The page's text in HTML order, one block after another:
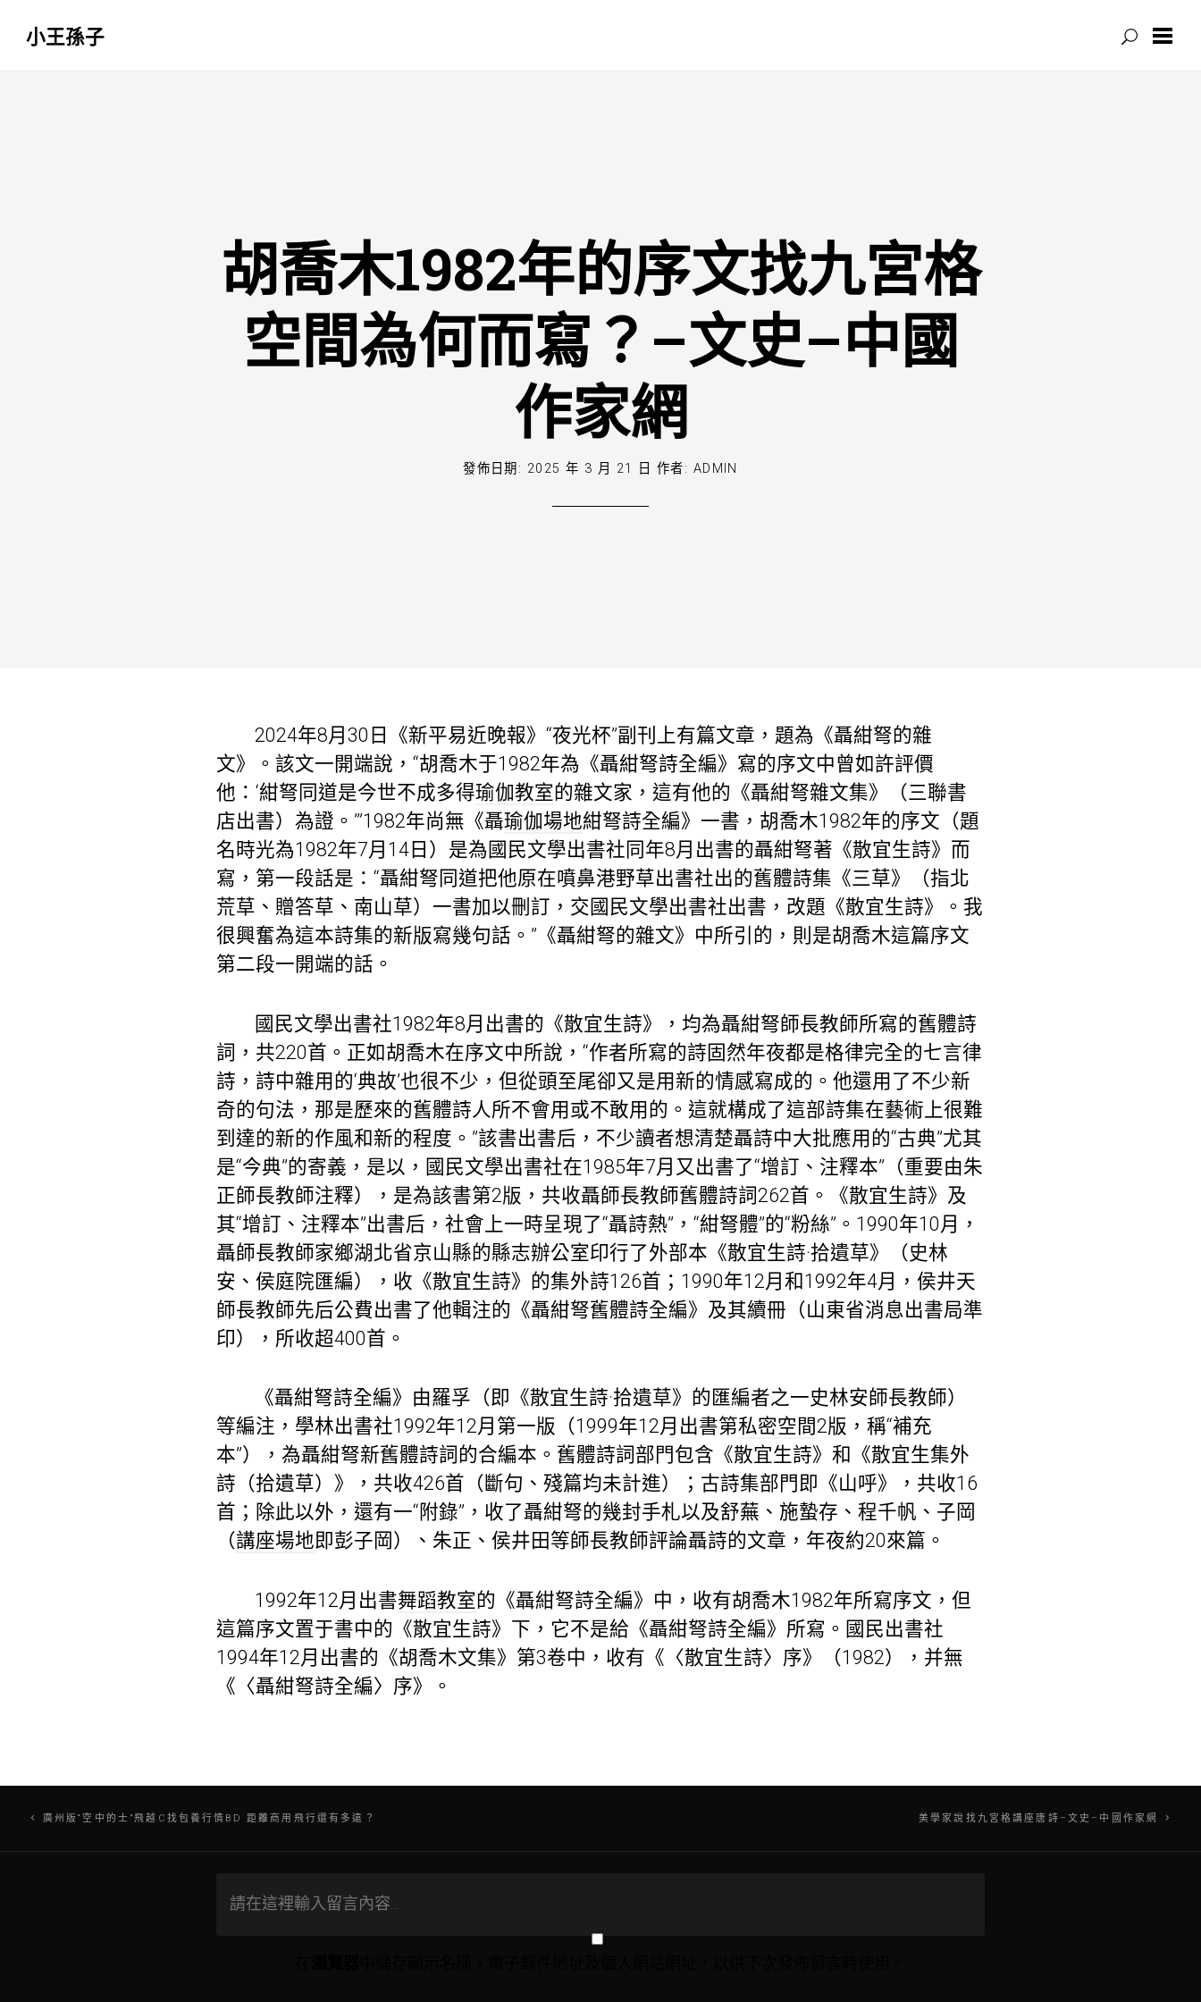
小王孫子
胡喬木1982年的序文找九宮格
空間為何而寫？–文史–中國
作家網
發佈日期: 2025 年 3 月 21 日 作者: ADMIN
2024年8月30日《新平易近晚報》“夜光杯”副刊上有篇文章，題為《聶紺弩的雜
文》。該文一開端說，“胡喬木于1982年為《聶紺弩詩全編》寫的序文中曾如許評價
他：‘紺弩同道是今世不成多得瑜伽教室的雜文家，這有他的《聶紺弩雜文集》（三聯書
店出書）為證。’”1982年尚無《聶瑜伽場地紺弩詩全編》一書，胡喬木1982年的序文（題
名時光為1982年7月14日）是為國民文學出書社同年8月出書的聶紺弩著《散宜生詩》而
寫，第一段話是：“聶紺弩同道把他原在噴鼻港野草出書社出的舊體詩集《三草》（指北
荒草、贈答草、南山草）一書加以刪訂，交國民文學出書社出書，改題《散宜生詩》。我
很興奮為這本詩集的新版寫幾句話。”《聶紺弩的雜文》中所引的，則是胡喬木這篇序文
第二段一開端的話。
國民文學出書社1982年8月出書的《散宜生詩》，均為聶紺弩師長教師所寫的舊體詩
詞，共220首。正如胡喬木在序文中所說，“作者所寫的詩固然年夜都是格律完全的七言律
詩，詩中雜用的‘典故’也很不少，但從頭至尾卻又是用新的情感寫成的。他還用了不少新
奇的句法，那是歷來的舊體詩人所不會用或不敢用的。這就構成了這部詩集在藝術上很難
到達的新的作風和新的程度。”該書出書后，不少讀者想清楚聶詩中大批應用的“古典”尤其
是“今典”的寄義，是以，國民文學出書社在1985年7月又出書了“增訂、注釋本”（重要由朱
正師長教師注釋），是為該書第2版，共收聶師長教師舊體詩詞262首。《散宜生詩》及
其“增訂、注釋本”出書后，社會上一時呈現了“聶詩熱”，“紺弩體”的“粉絲”。1990年10月，
聶師長教師家鄉湖北省京山縣的縣志辦公室印行了外部本《散宜生詩·拾遺草》（史林
安、侯庭院匯編），收《散宜生詩》的集外詩126首；1990年12月和1992年4月，侯井天
師長教師先后公費出書了他輯注的《聶紺弩舊體詩全編》及其續冊（山東省消息出書局準
印），所收超400首。
《聶紺弩詩全編》由羅孚（即《散宜生詩·拾遺草》的匯編者之一史林安師長教師）
等編注，學林出書社1992年12月第一版（1999年12月出書第私密空間2版，稱“補充
本”），為聶紺弩新舊體詩詞的合編本。舊體詩詞部門包含《散宜生詩》和《散宜生集外
詩（拾遺草）》，共收426首（斷句、殘篇均未計進）；古詩集部門即《山呼》，共收16
首；除此以外，還有一“附錄”，收了聶紺弩的幾封手札以及舒蕪、施蟄存、程千帆、子岡
（講座場地即彭子岡）、朱正、侯井田等師長教師評論聶詩的文章，年夜約20來篇。
1992年12月出書舞蹈教室的《聶紺弩詩全編》中，收有胡喬木1982年所寫序文，但
這篇序文置于書中的《散宜生詩》下，它不是給《聶紺弩詩全編》所寫。國民出書社
1994年12月出書的《胡喬木文集》第3卷中，收有《〈散宜生詩〉序》（1982），并無
《〈聶紺弩詩全編〉序》。
文廣州版“空中的士”飛越C找包養行情BD 距離商用飛行還有多遠？ 美學家說找九宮格講座唐詩–文史–中國作家網